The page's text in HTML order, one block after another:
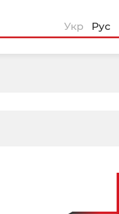
Укр Рус